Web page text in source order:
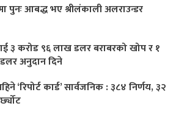
पुनः आबद्ध भए श्रीलंकाली अलराउन्डर
३ करोड ९६ लाख डलर बराबरको खोप र १
अनुदान दिने
‘रिपोर्ट कार्ड’ सार्वजनिक : ३८४ निर्णय, ३२